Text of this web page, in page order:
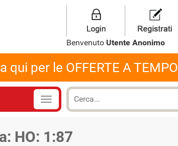
Benvenuto Utente Anonimo
qui per le OFFERTE A TEMPO
HO: 1:87